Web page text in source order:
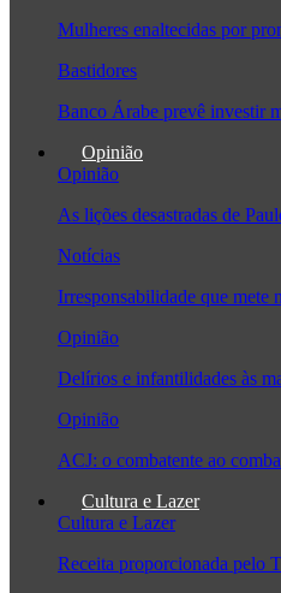
Mulheres enaltecidas por
Bastidores
Banco Árabe prevê investir
Opinião
Opinião
As lições desastradas de
Notícias
Irresponsabilidade que
Opinião
Delírios e infantilidades às
Opinião
ACJ: o combatente ao
Cultura e Lazer
Cultura e Lazer
Receita proporcionada pelo